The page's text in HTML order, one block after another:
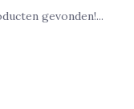
gevonden!...